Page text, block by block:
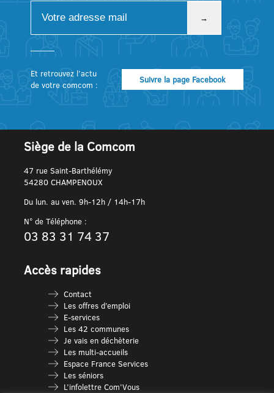
Et retrouvez l’actu
de votre comcom :
Suivre la page Facebook
Siège de la Comcom
47 rue Saint-Barthélémy
54280 CHAMPENOUX
Du lun. au ven. 9h-12h / 14h-17h
N° de Téléphone :
03 83 31 74 37
Accès rapides
Contact
Les offres d’emploi
E-services
Les 42 communes
Je vais en déchèterie
Les multi-accueils
Espace France Services
Les séniors
L’infolettre Com’Vous